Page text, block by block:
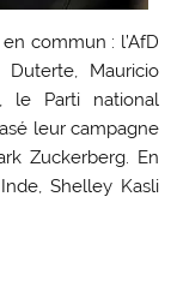
commun : l’AfD
Duterte, Mauricio
le Parti national
leur campagne
Zuckerberg. En
Shelley Kasli